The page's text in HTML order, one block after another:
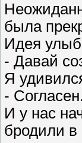
была
Идея
- Давай
Я
- Согласен.
И у нас
бродили в